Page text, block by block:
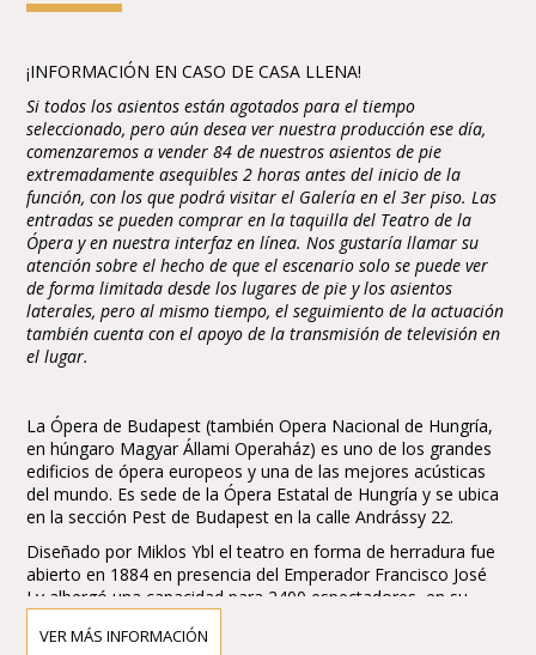
¡INFORMACIÓN EN CASO DE CASA LLENA!
Si todos los asientos están agotados para el tiempo
seleccionado, pero aún desea ver nuestra producción ese día,
comenzaremos a vender 84 de nuestros asientos de pie
extremadamente asequibles 2 horas antes del inicio de la
función, con los que podrá visitar el Galería en el 3er piso. Las
entradas se pueden comprar en la taquilla del Teatro de la
Ópera y en nuestra interfaz en línea. Nos gustaría llamar su
atención sobre el hecho de que el escenario solo se puede ver
de forma limitada desde los lugares de pie y los asientos
laterales, pero al mismo tiempo, el seguimiento de la actuación
también cuenta con el apoyo de la transmisión de televisión en
el lugar.
La Ópera de Budapest (también Opera Nacional de Hungría,
en húngaro Magyar Állami Operaház) es uno de los grandes
edificios de ópera europeos y una de las mejores acústicas
del mundo. Es sede de la Ópera Estatal de Hungría y se ubica
en la sección Pest de Budapest en la calle Andrássy 22.
Diseñado por Miklos Ybl el teatro en forma de herradura fue
abierto en 1884 en presencia del Emperador Francisco José
I y albergó una capacidad para 2400 espectadores, en su
VER MÁS INFORMACIÓN